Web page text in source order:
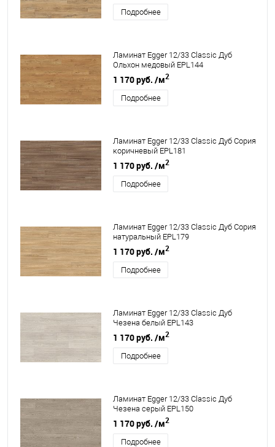
Подробнее
Ламинат Egger 12/33 Classic Дуб
Ольхон медовый EPL144
1 170 руб. /м2
Подробнее
Ламинат Egger 12/33 Classic Дуб Сория
коричневый EPL181
1 170 руб. /м2
Подробнее
Ламинат Egger 12/33 Classic Дуб Сория
натуральный EPL179
1 170 руб. /м2
Подробнее
Ламинат Egger 12/33 Classic Дуб
Чезена белый EPL143
1 170 руб. /м2
Подробнее
Ламинат Egger 12/33 Classic Дуб
Чезена серый EPL150
1 170 руб. /м2
Подробнее